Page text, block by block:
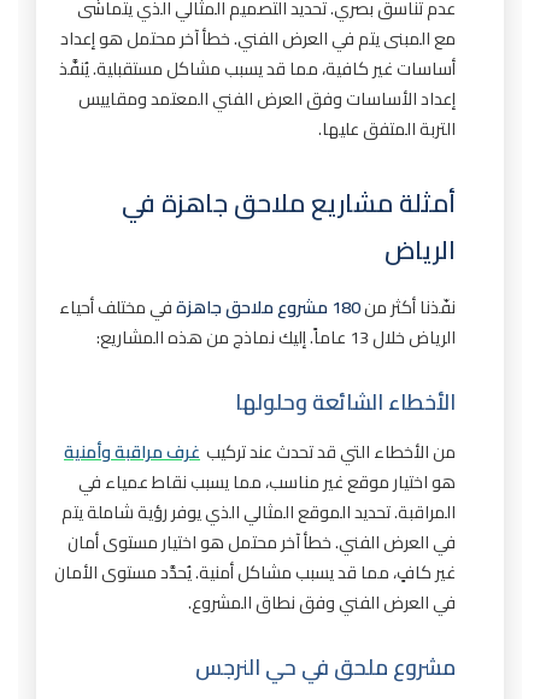
عدم تناسق بصري. تحديد التصميم المثالي الذي يتماشى
مع المبنى يتم في العرض الفني. خطأ آخر محتمل هو إعداد
أساسات غير كافية، مما قد يسبب مشاكل مستقبلية. يُنفَّذ
إعداد الأساسات وفق العرض الفني المعتمد ومقاييس
التربة المتفق عليها.
أمثلة مشاريع ملاحق جاهزة في
الرياض
نفّذنا أكثر من180 مشروع ملاحق جاهزة
في مختلف أحياء
الرياض خلال 13 عاماً. إليك نماذج من هذه المشاريع:
الأخطاء الشائعة وحلولها
من الأخطاء التي قد تحدث عند تركيبغرف مراقبة وأمنية
هو اختيار موقع غير مناسب، مما يسبب نقاط عمياء في
المراقبة. تحديد الموقع المثالي الذي يوفر رؤية شاملة يتم
في العرض الفني. خطأ آخر محتمل هو اختيار مستوى أمان
غير كافٍ، مما قد يسبب مشاكل أمنية. يُحدَّد مستوى الأمان
في العرض الفني وفق نطاق المشروع.
مشروع ملحق في حي النرجس